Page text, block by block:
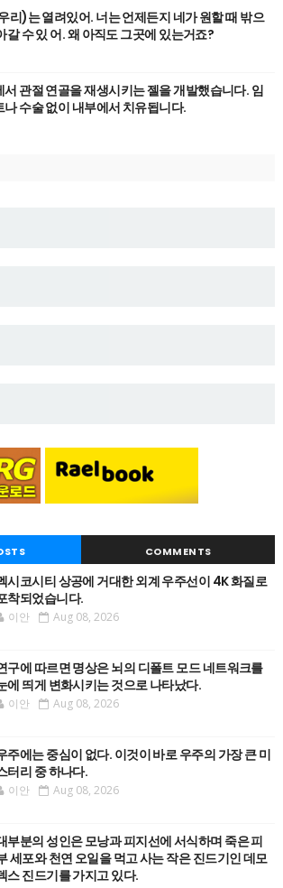
리)는 열려있어. 너는 언제든지 네가 원할 때 밖으
갈 수 있 어. 왜 아직도 그곳에 있는거죠?
서 관절 연골을 재생시키는 젤을 개발했습니다. 임
나 수술 없이 내부에서 치유됩니다.
COMMENTS
시코시티 상공에 거대한 외계 우주선이 4K 화질로
착되었습니다.
이안 Aug 08, 2026
구에 따르면 명상은 뇌의 디폴트 모드 네트워크를
에 띄게 변화시키는 것으로 나타났다.
이안 Aug 08, 2026
주에는 중심이 없다. 이것이 바로 우주의 가장 큰 미
터리 중 하나다.
이안 Aug 08, 2026
부분의 성인은 모낭과 피지선에 서식하며 죽은 피
세포와 천연 오일을 먹고 사는 작은 진드기인 데모
스 진드기를 가지고 있다.